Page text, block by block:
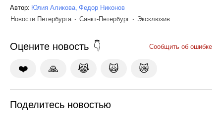
Автор: Юлия Аликова Федор Никонов
Новости Петербурга
Санкт-Петербург Эксклюзив
Оцените новость Сообщить об ошибке
❤️ 🙏 😹 🙀 😿
Поделитесь новостью